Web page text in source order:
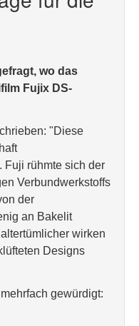
wo das
Fujix DS-
"Diese
Fuji rühmte sich der
Verbundwerkstoffs
der
an Bakelit
wirken
Designs
gewürdigt: